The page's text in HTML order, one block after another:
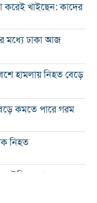
খাইছেন: কাদের
মধ্যে ঢাকা আজ
হামলায় নিহত বেড়ে
কমতে পারে গরম
নিহত
ইনিংস শেষ